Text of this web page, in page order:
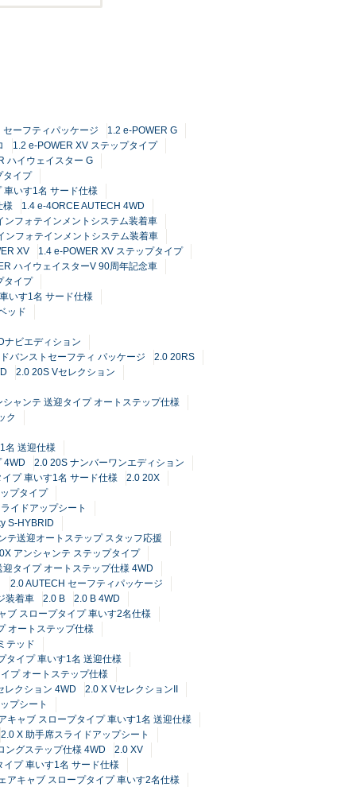
ーフティパッケージ
1.2 e-POWER G
1.2 e-POWER XV ステップタイプ
ハイウェイスター G
タイプ
車いす1名 サード仕様
様
1.4 e-4ORCE AUTECH 4WD
フォテインメントシステム装着車
ンフォテインメントシステム装着車
XV
1.4 e-POWER XV ステップタイプ
ハイウェイスターV 90周年記念車
タイプ
いす1名 サード仕様
ッド
ナビエディション
バンストセーフティ パッケージ
2.0 20RS
2.0 20S Vセレクション
シャンテ 送迎タイプ オートステップ仕様
ク
名 送迎仕様
4WD
2.0 20S ナンバーワンエディション
プ 車いす1名 サード仕様
2.0 20X
プタイプ
イドアップシート
S-HYBRID
テ送迎オートステップ スタッフ応援
アンシャンテ ステップタイプ
タイプ オートステップ仕様 4WD
2.0 AUTECH セーフティパッケージ
装着車 2.0 B
2.0 B 4WD
ブ スロープタイプ 車いす2名仕様
オートステップ仕様
テッド
タイプ 車いす1名 送迎仕様
プ オートステップ仕様
レクション 4WD
2.0 X VセレクションII
プシート
キャブ スロープタイプ 車いす1名 送迎仕様
2.0 X 助手席スライドアップシート
ングステップ仕様 4WD
2.0 XV
プ 車いす1名 サード仕様
アキャブ スロープタイプ 車いす2名仕様